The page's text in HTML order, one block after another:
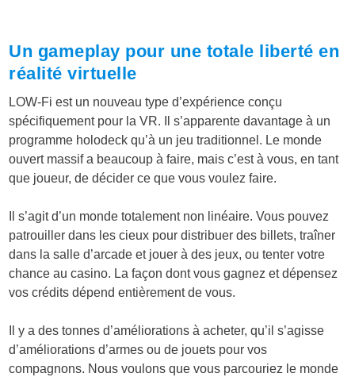
Un gameplay pour une totale liberté en
réalité virtuelle
LOW-Fi est un nouveau type d’expérience conçu
spécifiquement pour la VR. Il s’apparente davantage à un
programme holodeck qu’à un jeu traditionnel. Le monde
ouvert massif a beaucoup à faire, mais c’est à vous, en tant
que joueur, de décider ce que vous voulez faire.
Il s’agit d’un monde totalement non linéaire. Vous pouvez
patrouiller dans les cieux pour distribuer des billets, traîner
dans la salle d’arcade et jouer à des jeux, ou tenter votre
chance au casino. La façon dont vous gagnez et dépensez
vos crédits dépend entièrement de vous.
Il y a des tonnes d’améliorations à acheter, qu’il s’agisse
d’améliorations d’armes ou de jouets pour vos
compagnons. Nous voulons que vous parcouriez le monde